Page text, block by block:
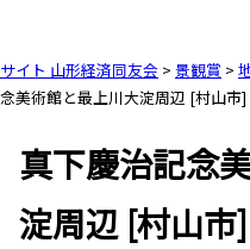
サイト 山形経済同友会 > 景観賞 >
念美術館と最上川大淀周辺 [村山市]
真下慶治記念
淀周辺 [村山市]